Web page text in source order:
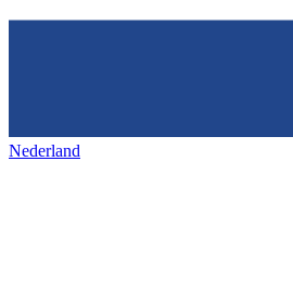
Nederland